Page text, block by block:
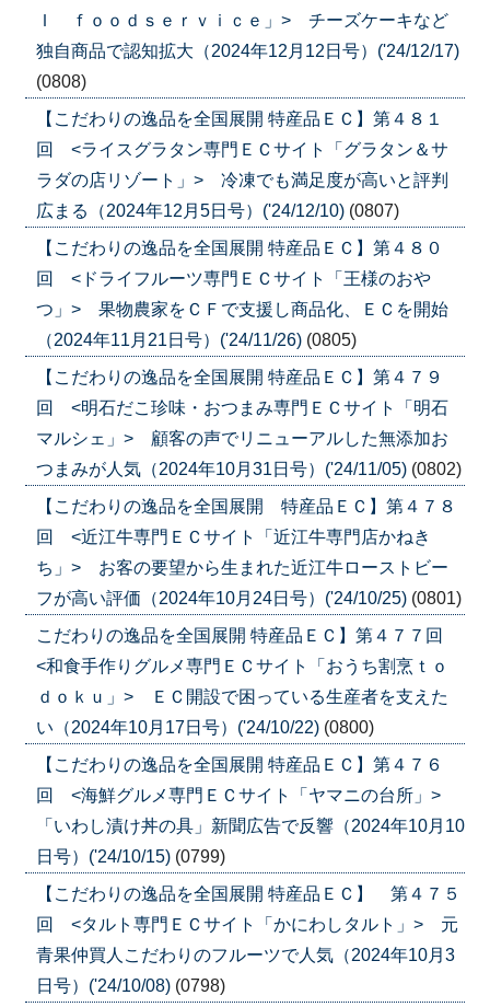
Ｉ ｆｏｏｄｓｅｒｖｉｃｅ」> チーズケーキなど
独自商品で認知拡大（2024年12月12日号）('24/12/17)
(0808)
【こだわりの逸品を全国展開 特産品ＥＣ】第４８１
回 <ライスグラタン専門ＥＣサイト「グラタン＆サ
ラダの店リゾート」> 冷凍でも満足度が高いと評判
広まる（2024年12月5日号）('24/12/10) (0807)
【こだわりの逸品を全国展開 特産品ＥＣ】第４８０
回 <ドライフルーツ専門ＥＣサイト「王様のおや
つ」> 果物農家をＣＦで支援し商品化、ＥＣを開始
（2024年11月21日号）('24/11/26) (0805)
【こだわりの逸品を全国展開 特産品ＥＣ】第４７９
回 <明石だこ珍味・おつまみ専門ＥＣサイト「明石
マルシェ」> 顧客の声でリニューアルした無添加お
つまみが人気（2024年10月31日号）('24/11/05) (0802)
【こだわりの逸品を全国展開 特産品ＥＣ】第４７８
回 <近江牛専門ＥＣサイト「近江牛専門店かねき
ち」> お客の要望から生まれた近江牛ローストビー
フが高い評価（2024年10月24日号）('24/10/25) (0801)
こだわりの逸品を全国展開 特産品ＥＣ】第４７７回
<和食手作りグルメ専門ＥＣサイト「おうち割烹ｔｏ
ｄｏｋｕ」> ＥＣ開設で困っている生産者を支えた
い（2024年10月17日号）('24/10/22) (0800)
【こだわりの逸品を全国展開 特産品ＥＣ】第４７６
回 <海鮮グルメ専門ＥＣサイト「ヤマニの台所」>
「いわし漬け丼の具」新聞広告で反響（2024年10月10
日号）('24/10/15) (0799)
【こだわりの逸品を全国展開 特産品ＥＣ】 第４７５
回 <タルト専門ＥＣサイト「かにわしタルト」> 元
青果仲買人こだわりのフルーツで人気（2024年10月3
日号）('24/10/08) (0798)